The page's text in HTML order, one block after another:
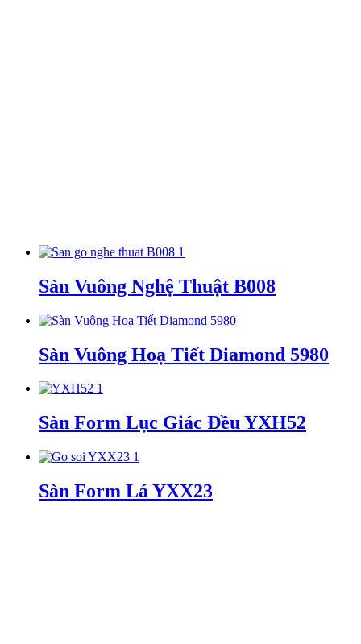
Sàn Vuông Nghệ Thuật B008
Sàn Vuông Hoạ Tiết Diamond 5980
Sàn Form Lục Giác Đều YXH52
Sàn Form Lá YXX23